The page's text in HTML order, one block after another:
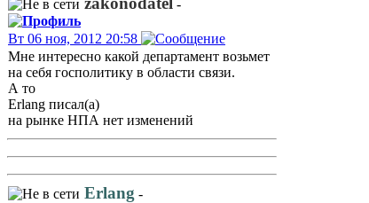
-
Вт 06 ноя, 2012 20:58
Мне интересно какой департамент возьмет
на себя госполитику в области связи.
А то
Erlang писал(а)
на рынке НПА нет изменений
Erlang -